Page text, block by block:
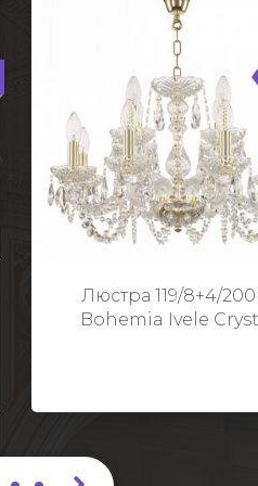
Люстра 119/8+4/200
Bohemia Ivele
119/8+4/200 G
Тип: Стеклянный рожок
Цвет арматуры:
Кол-во ламп:
Диаметр: 58